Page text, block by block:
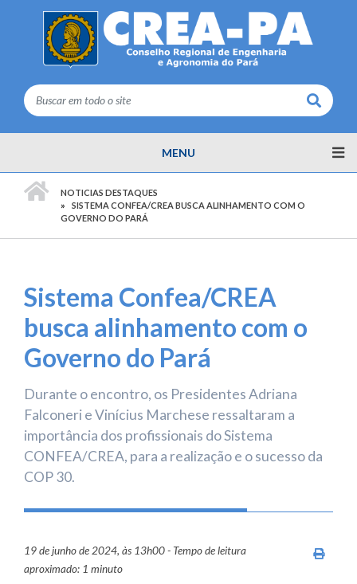
Buscar
MENU
NOTICIAS DESTAQUES
SISTEMA CONFEA/CREA BUSCA ALINHAMENTO COM O
GOVERNO DO PARÁ
Sistema Confea/CREA
busca alinhamento com o
Governo do Pará
Durante o encontro, os Presidentes Adriana
Falconeri e Vinícius Marchese ressaltaram a
importância dos profissionais do Sistema
CONFEA/CREA, para a realização e o sucesso da
COP 30.
19 de junho de 2024, às 13h00 - Tempo de leitura
aproximado: 1 minuto